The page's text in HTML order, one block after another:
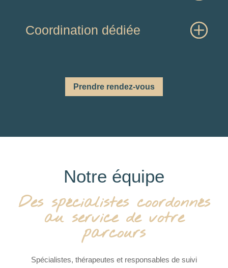
Coordination dédiée
Prendre rendez-vous
Notre équipe
Des spécialistes coordonnés
au service de votre
parcours
Spécialistes, thérapeutes et responsables de suivi